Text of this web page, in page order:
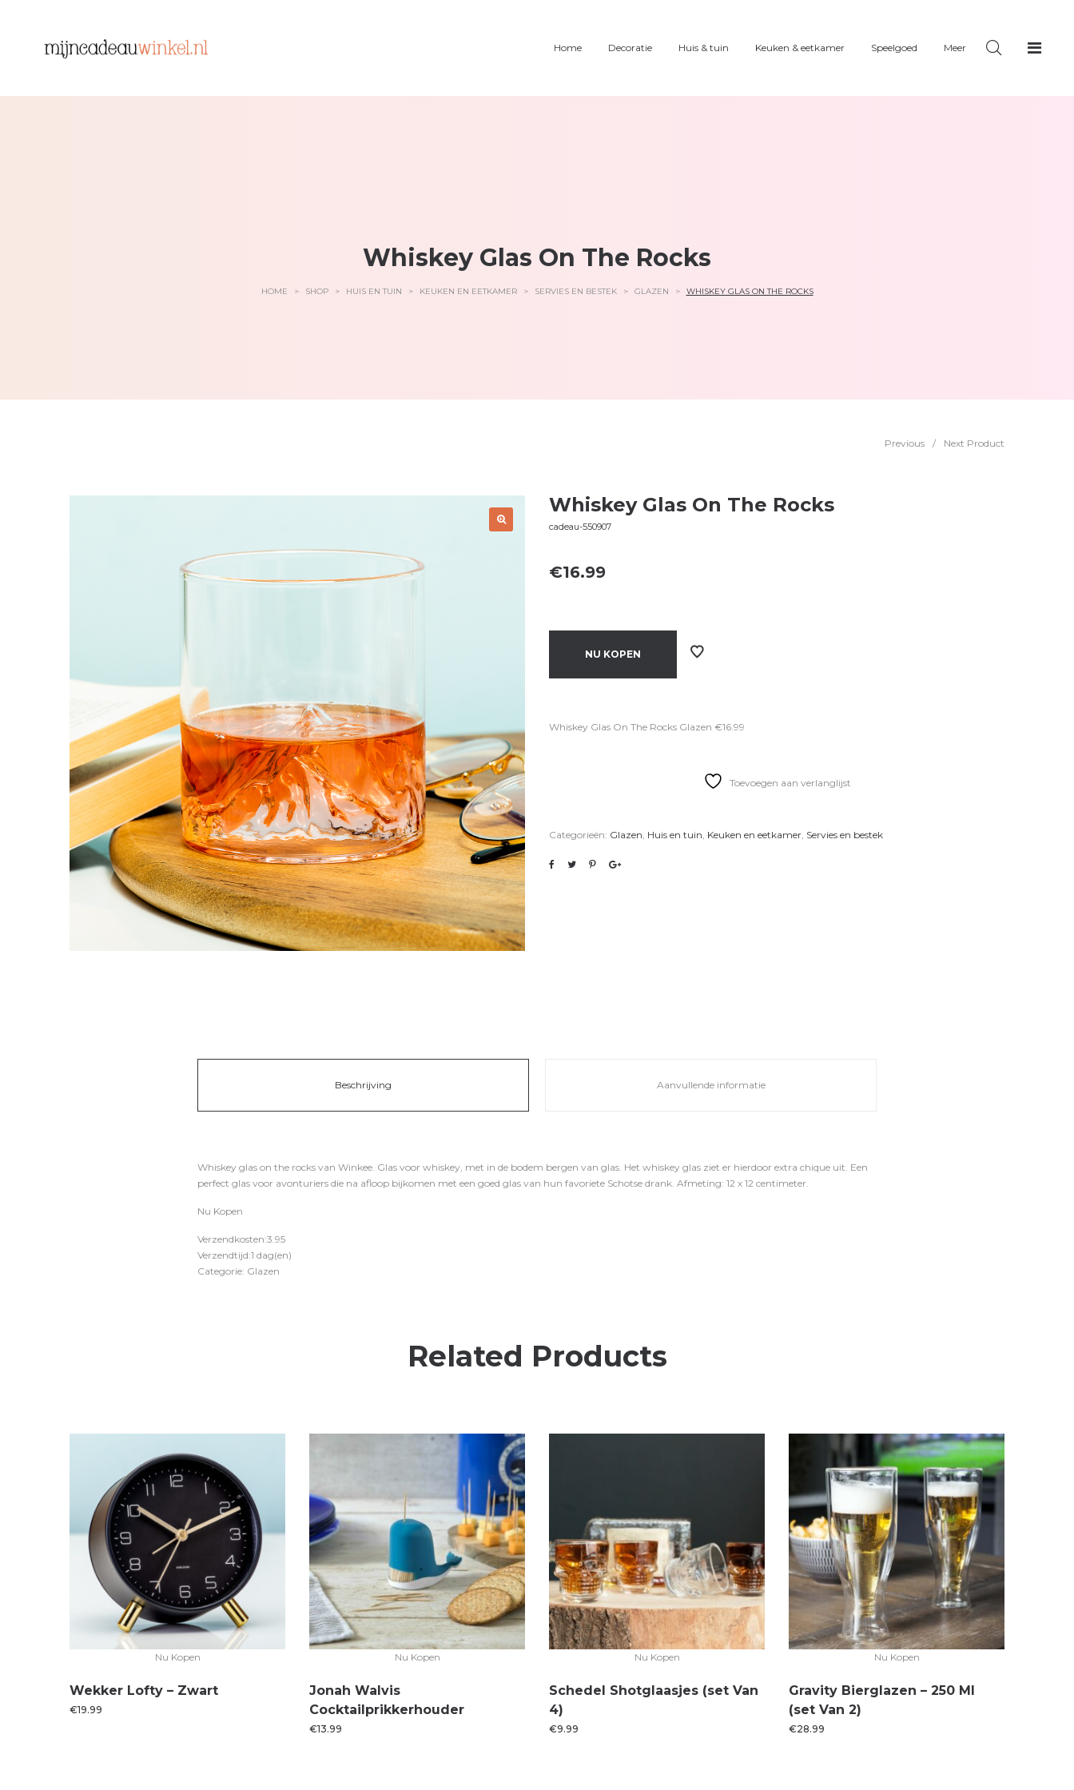
Home Decoratie Huis & tuin Keuken & eetkamer Speelgoed Meer
Whiskey Glas On The Rocks
HOME > SHOP > HUIS EN TUIN > KEUKEN EN EETKAMER > SERVIES EN BESTEK > GLAZEN > WHISKEY GLAS ON THE ROCKS
Previous / Next Product
Whiskey Glas On The Rocks
cadeau-550907
€16.99
NU KOPEN
Whiskey Glas On The Rocks Glazen €16.99
Toevoegen aan verlanglijst
Categorieën: Glazen, Huis en tuin, Keuken en eetkamer, Servies en bestek
Beschrijving Aanvullende informatie
Whiskey glas on the rocks van Winkee. Glas voor whiskey, met in de bodem bergen van glas. Het whiskey glas ziet er hierdoor extra chique uit. Een
perfect glas voor avonturiers die na afloop bijkomen met een goed glas van hun favoriete Schotse drank. Afmeting: 12 x 12 centimeter.
Nu Kopen
Verzendkosten:3.95
Verzendtijd:1 dag(en)
Categorie: Glazen
Related Products
Nu Kopen
Wekker Lofty – Zwart
€19.99
Nu Kopen
Jonah Walvis
Cocktailprikkerhouder
€13.99
Nu Kopen
Schedel Shotglaasjes (set Van
4)
€9.99
Nu Kopen
Gravity Bierglazen – 250 Ml
(set Van 2)
€28.99